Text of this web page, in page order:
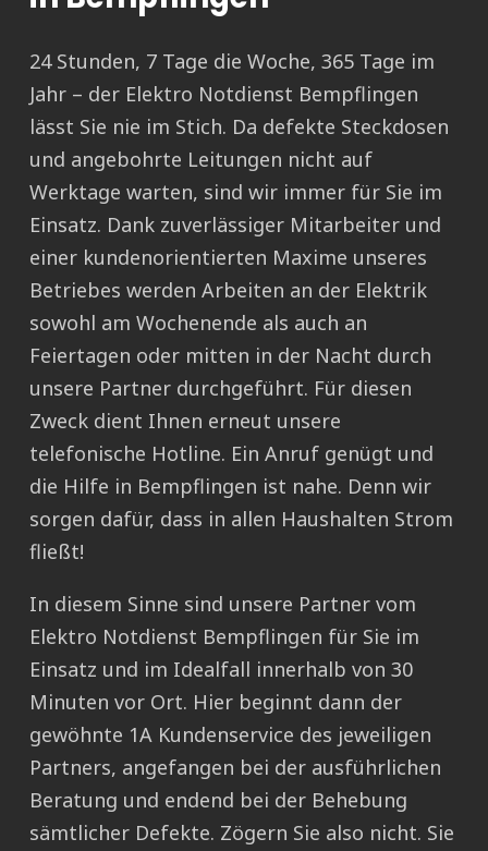
24 Stunden, 7 Tage die Woche, 365 Tage im
Jahr – der Elektro Notdienst Bempflingen
lässt Sie nie im Stich. Da defekte Steckdosen
und angebohrte Leitungen nicht auf
Werktage warten, sind wir immer für Sie im
Einsatz. Dank zuverlässiger Mitarbeiter und
einer kundenorientierten Maxime unseres
Betriebes werden Arbeiten an der Elektrik
sowohl am Wochenende als auch an
Feiertagen oder mitten in der Nacht durch
unsere Partner durchgeführt. Für diesen
Zweck dient Ihnen erneut unsere
telefonische Hotline. Ein Anruf genügt und
die Hilfe in Bempflingen ist nahe. Denn wir
sorgen dafür, dass in allen Haushalten Strom
fließt!
In diesem Sinne sind unsere Partner vom
Elektro Notdienst Bempflingen für Sie im
Einsatz und im Idealfall innerhalb von 30
Minuten vor Ort. Hier beginnt dann der
gewöhnte 1A Kundenservice des jeweiligen
Partners, angefangen bei der ausführlichen
Beratung und endend bei der Behebung
sämtlicher Defekte. Zögern Sie also nicht. Sie